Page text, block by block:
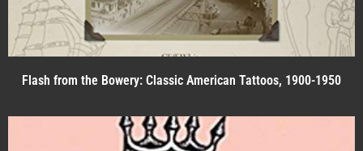
Flash from the Bowery: Classic American Tattoos, 1900-1950